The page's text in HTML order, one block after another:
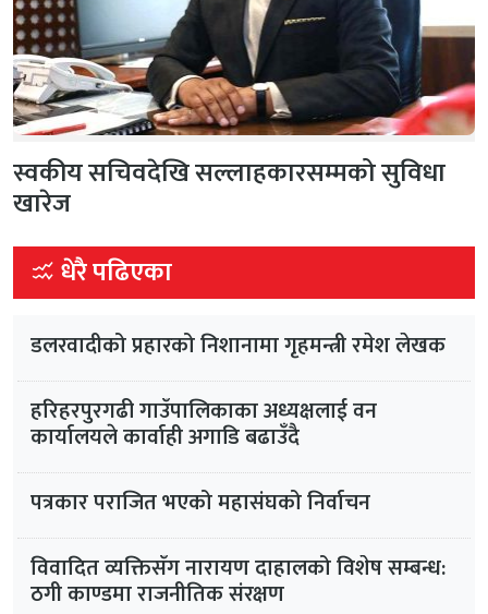
स्वकीय सचिवदेखि सल्लाहकारसम्मको सुविधा
खारेज
धेरै पढिएका
डलरवादीको प्रहारको निशानामा गृहमन्त्री रमेश लेखक
हरिहरपुरगढी गाउँपालिकाका अध्यक्षलाई वन
कार्यालयले कार्वाही अगाडि बढाउँदै
पत्रकार पराजित भएको महासंघको निर्वाचन
विवादित व्यक्तिसँग नारायण दाहालको विशेष सम्बन्ध:
ठगी काण्डमा राजनीतिक संरक्षण